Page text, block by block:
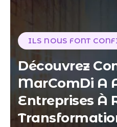
ILS NOUS FONT
Découvrez Co
MarComDi A
Entreprises À
Transformatio